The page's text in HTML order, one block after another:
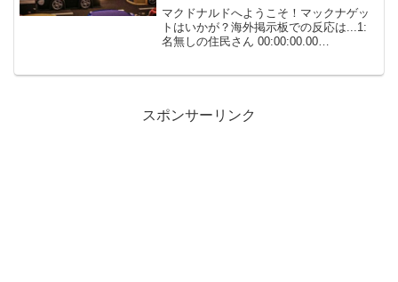
みた！
マクドナルドへようこそ！マックナゲッ
トはいかが？海外掲示板での反応は...1:
名無しの住民さん 00:00:00.00
スポンサーリンク